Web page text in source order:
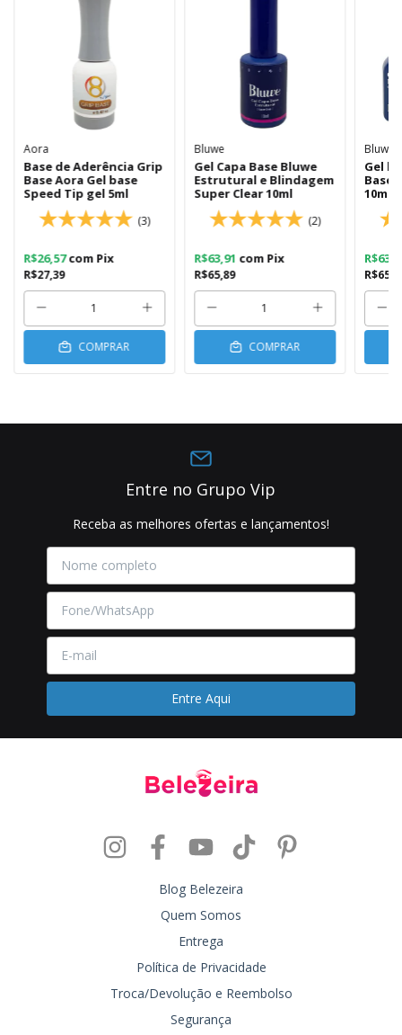
Aora
Base de Aderência Grip
Base Aora Gel base
Speed Tip gel 5ml
(3)
R$27,39
R$26,57com Pix
COMPRAR
Bluwe
Gel Capa Base Bluwe
Estrutural e Blindagem
Super Clear 10ml
(2)
R$65,89
R$63,91 com Pix
COMPRAR
Bluwe
Gel
Base
10ml
Entre no Grupo Vip
Receba as melhores ofertas e lançamentos!
Blog Belezeira
Quem Somos
Entrega
Política de Privacidade
Troca/Devolução e Reembolso
Segurança